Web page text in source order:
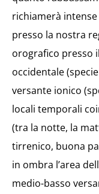
richiamerà
presso la nostra
orografico presso
occidentale
versante ionico
locali temporali
(tra la notte, la
tirrenico, buona
in ombra l’area
medio-basso